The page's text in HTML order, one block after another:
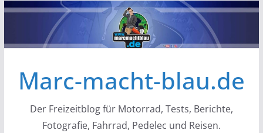
Marc-macht-blau.de
Der Freizeitblog für Motorrad, Tests, Berichte,
Fotografie, Fahrrad, Pedelec und Reisen.